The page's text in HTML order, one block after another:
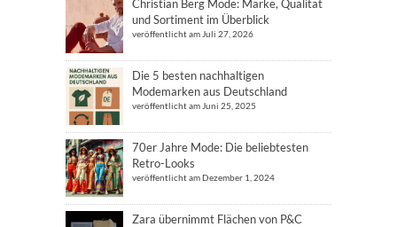
Christian Berg Mode: Marke, Qualität
und Sortiment im Überblick
veröffentlicht am Juli 27, 2026
Die 5 besten nachhaltigen
Modemarken aus Deutschland
veröffentlicht am Juni 25, 2025
70er Jahre Mode: Die beliebtesten
Retro-Looks
veröffentlicht am Dezember 1, 2024
Zara übernimmt Flächen von P&C